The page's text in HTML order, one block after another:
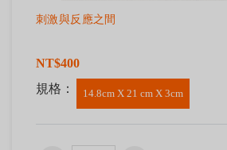
刺激與反應之間
NT$400
規格：
14.8cm X 21 cm X 3cm